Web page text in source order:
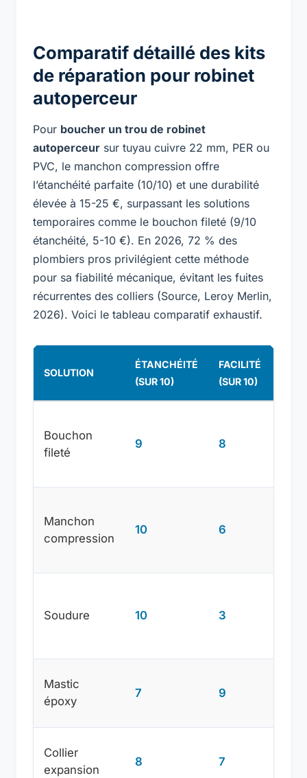
Comparatif détaillé des kits
de réparation pour robinet
autoperceur
Pour boucher un trou de robinet
autoperceur sur tuyau cuivre 22 mm, PER ou
PVC, le manchon compression offre
l’étanchéité parfaite (10/10) et une durabilité
élevée à 15-25 €, surpassant les solutions
temporaires comme le bouchon fileté (9/10
étanchéité, 5-10 €). En 2026, 72 % des
plombiers pros privilégient cette méthode
pour sa fiabilité mécanique, évitant les fuites
récurrentes des colliers (Source, Leroy Merlin,
2026). Voici le tableau comparatif exhaustif.
SOLUTION
ÉTANCHÉITÉ
(SUR 10)
FACILITÉ
(SUR 10)
Bouchon
fileté
9 8
Manchon
compression
10 6
Soudure 10 3
Mastic
époxy
7 9
Collier
expansion
8 7